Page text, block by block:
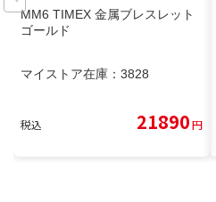
MM6 TIMEX 金属ブレスレット
ゴールド
マイストア在庫： 3828
税込 21890円